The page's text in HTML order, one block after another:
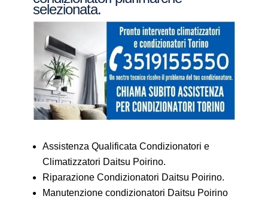
selezionata.
Assistenza Qualificata Condizionatori e
Climatizzatori Daitsu Poirino.
Riparazione Condizionatori Daitsu Poirino.
Manutenzione condizionatori Daitsu Poirino